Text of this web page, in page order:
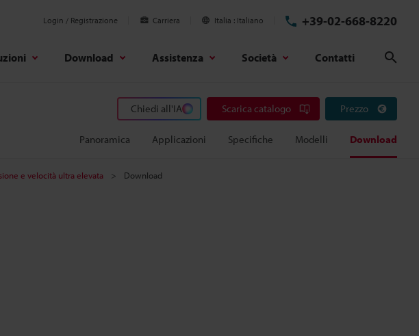
Login / Registrazione Carriera Italia Italiano +39-02-668-8220
Download Assistenza Società Contatti
Chiedi all'IA Scarica catalogo Prezzo
Panoramica Applicazioni Specifiche Modelli Download
e velocità ultra elevata Download